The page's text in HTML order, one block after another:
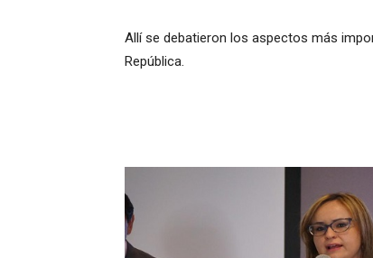
Allí se debatieron los aspectos más
República.